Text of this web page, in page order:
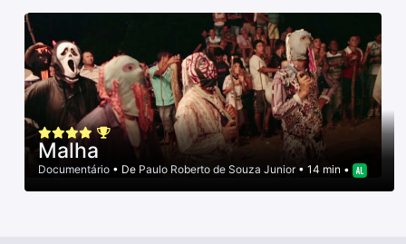
Malha
Documentário • De Paulo Roberto de Souza Junior• 14 min •